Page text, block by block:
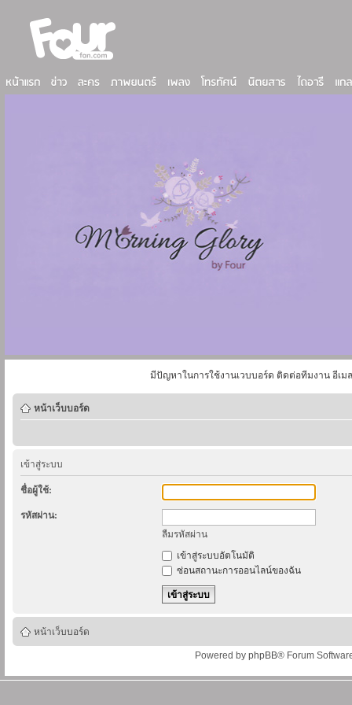
มีปัญหาในการใช้งานเวบบอร์ด ติดต่อทีมงาน อีเม
หน้าเว็บบอร์ด
เข้าสู่ระบบ
ชื่อผู้ใช้:
รหัสผ่าน:
ลืมรหัสผ่าน
เข้าสู่ระบบอัตโนมัติ
ซ่อนสถานะการออนไลน์ของฉัน
หน้าเว็บบอร์ด
Powered by phpBB® Forum